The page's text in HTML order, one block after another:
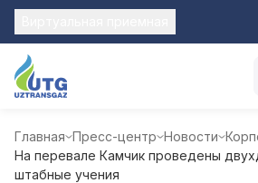
Главная Пресс-центр Новости
На перевале Камчик проведены
штабные учения